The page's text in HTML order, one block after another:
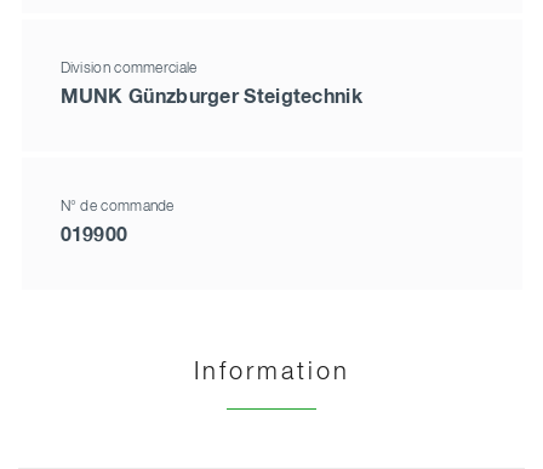
Division commerciale
MUNK Günzburger Steigtechnik
N° de commande
019900
Information